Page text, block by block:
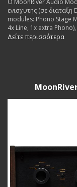
ενισχυτης (σε
modules: Phono Stage
4x Line, 1x extra
(for extra dac board.
Δείτε περισσότερα